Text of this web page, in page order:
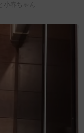
小春ちゃん